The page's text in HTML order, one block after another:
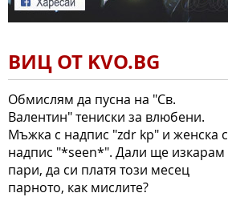
ВИЦ ОТ KVO.BG
Обмислям да пусна на "Св.
Валентин" тениски за влюбени.
Мъжка с надпис "zdr kp" и женска с
надпис "*seen*". Дали ще изкарам
пари, да си платя този месец
парното, как мислите?